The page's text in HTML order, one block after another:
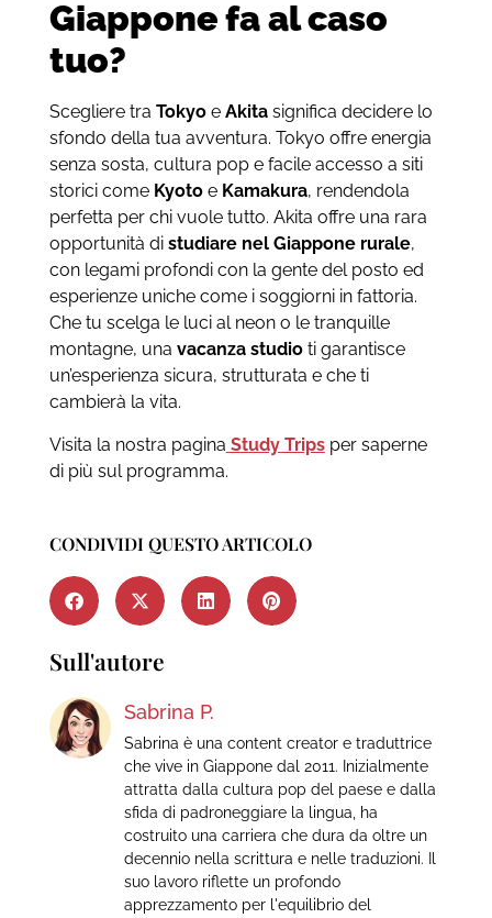
Giappone fa al caso
tuo?
Scegliere tra Tokyoe Akitasignifica decidere lo
sfondo della tua avventura. Tokyo offre energia
senza sosta, cultura pop e facile accesso a siti
storici come Kyotoe Kamakura, rendendola
perfetta per chi vuole tutto. Akita offre una rara
opportunità di studiare nel Giappone rurale,
con legami profondi con la gente del posto ed
esperienze uniche come i soggiorni in fattoria.
Che tu scelga le luci al neon o le tranquille
montagne, una vacanza studioti garantisce
un’esperienza sicura, strutturata e che ti
cambierà la vita.
Visita la nostra pagina Study Tripsper saperne
di più sul programma.
CONDIVIDI QUESTO ARTICOLO
Sull'autore
Sabrina P.
Sabrina è una content creator e traduttrice
che vive in Giappone dal 2011. Inizialmente
attratta dalla cultura pop del paese e dalla
sfida di padroneggiare la lingua, ha
costruito una carriera che dura da oltre un
decennio nella scrittura e nelle traduzioni. Il
suo lavoro riflette un profondo
apprezzamento per l'equilibrio del